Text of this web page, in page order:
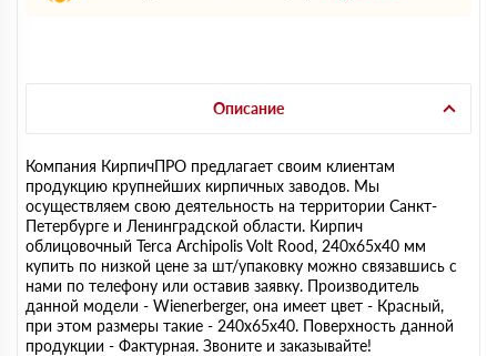
Описание
Компания КирпичПРО предлагает своим клиентам
продукцию крупнейших кирпичных заводов. Мы
осуществляем свою деятельность на территории Санкт-
Петербурге и Ленинградской области. Кирпич
облицовочный Terca Archipolis Volt Rood, 240х65х40 мм
купить по низкой цене за шт/упаковку можно связавшись с
нами по телефону или оставив заявку. Производитель
данной модели - Wienerberger, она имеет цвет - Красный,
при этом размеры такие - 240х65х40. Поверхность данной
продукции - Фактурная. Звоните и заказывайте!